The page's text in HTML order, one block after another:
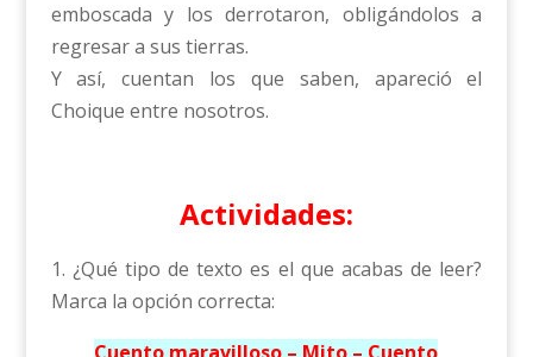
emboscada y los derrotaron, obligándolos a
regresar a sus tierras.
Y así, cuentan los que saben, apareció el
Choique entre nosotros.
Actividades:
1. ¿Qué tipo de texto es el que acabas de leer?
Marca la opción correcta: